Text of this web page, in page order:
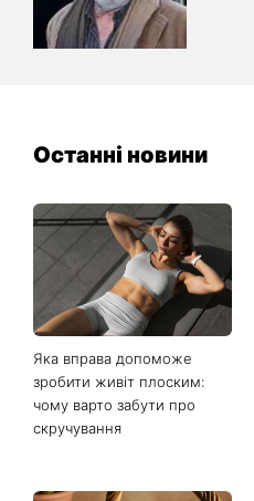
Останні новини
Яка вправа допоможе
зробити живіт плоским:
чому варто забути про
скручування